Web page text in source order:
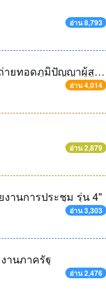
อ่าน 8,793
ฝึกอบรมการเป็นวิทยากรมืออาชีพ โครงการแนะแนวอาชีพเพื่อการมีงานทำ(ถ่ายทอดภูมิปัญญาผู้สูงอายุ)
อ่าน 4,014
อ่าน 2,879
านการประชุม รุ่น 4"
อ่าน 3,303
านภาครัฐ
อ่าน 2,476